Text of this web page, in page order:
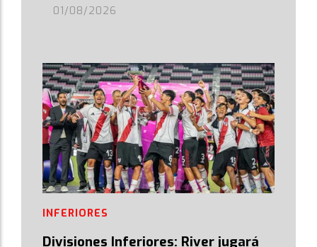
01/08/2026
Divisiones Inferiores: River jugará
INFERIORES